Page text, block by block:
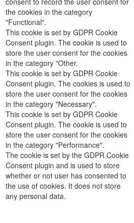
the cookies in the category
"Functional".
This cookie is set by GDPR Cookie
Consent plugin. The cookie is used to
store the user consent for the cookies
in the category "Other.
This cookie is set by GDPR Cookie
Consent plugin. The cookies is used to
store the user consent for the cookies
in the category "Necessary".
This cookie is set by GDPR Cookie
Consent plugin. The cookie is used to
store the user consent for the cookies
in the category "Performance".
The cookie is set by the GDPR Cookie
Consent plugin and is used to store
whether or not user has consented to
the use of cookies. It does not store
any personal data.